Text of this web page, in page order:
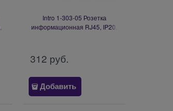
Intro 1-303-05 Розетка
информационная RJ45, IP20,
312 руб.
Добавить